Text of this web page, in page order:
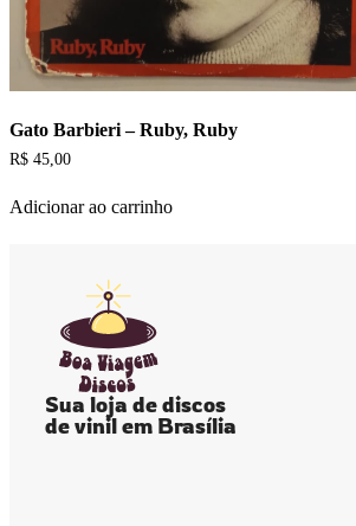
Gato Barbieri – Ruby, Ruby
R$ 45,00
Adicionar ao carrinho
Sua loja de discos
de vinil em Brasília